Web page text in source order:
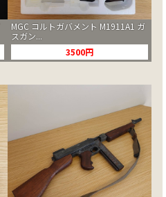
MGC コルトガバメント M1911A1 ガ
スガン...
3500円